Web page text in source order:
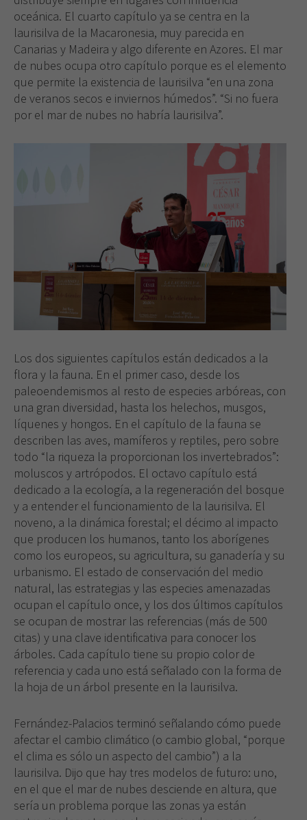
oceánica. El cuarto capítulo ya se centra en la
laurisilva de la Macaronesia, muy parecida en
Canarias y Madeira y algo diferente en Azores. El mar
de nubes ocupa otro capítulo porque es el elemento
que permite la existencia de laurisilva “en una zona
de veranos secos e inviernos húmedos”. “Si no fuera
por el mar de nubes no habría laurisilva”.
Los dos siguientes capítulos están dedicados a la
flora y la fauna. En el primer caso, desde los
paleoendemismos al resto de especies arbóreas, con
una gran diversidad, hasta los helechos, musgos,
líquenes y hongos. En el capítulo de la fauna se
describen las aves, mamíferos y reptiles, pero sobre
todo “la riqueza la proporcionan los invertebrados”:
moluscos y artrópodos. El octavo capítulo está
dedicado a la ecología, a la regeneración del bosque
y a entender el funcionamiento de la laurisilva. El
noveno, a la dinámica forestal; el décimo al impacto
que producen los humanos, tanto los aborígenes
como los europeos, su agricultura, su ganadería y su
urbanismo. El estado de conservación del medio
natural, las estrategias y las especies amenazadas
ocupan el capítulo once, y los dos últimos capítulos
se ocupan de mostrar las referencias (más de 500
citas) y una clave identificativa para conocer los
árboles. Cada capítulo tiene su propio color de
referencia y cada uno está señalado con la forma de
la hoja de un árbol presente en la laurisilva.
Fernández-Palacios terminó señalando cómo puede
afectar el cambio climático (o cambio global, “porque
el clima es sólo un aspecto del cambio”) a la
laurisilva. Dijo que hay tres modelos de futuro: uno,
en el que el mar de nubes desciende en altura, que
sería un problema porque las zonas ya están
Necesarias
Estas
cookies no
son
Son
necesarias
para que
funcione la
web.
Experiencia
Para que
nuestra web
mejor posible
durante tu
visita. Si
rechaza estas
cookies,
algunas
funcionalidades
desaparecerán